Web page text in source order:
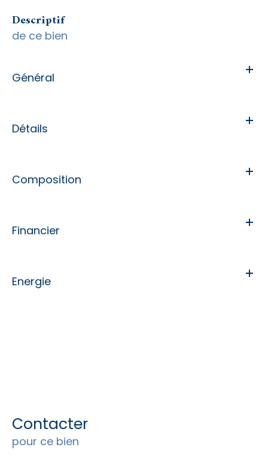
descriptif
de ce bien
Général
Détails
Composition
Financier
Energie
Contacter
pour ce bien